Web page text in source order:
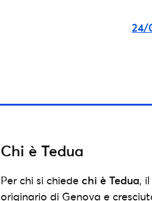
24/
Chi è Tedua
Per chi si chiede chi è Tedua,
originario di Genova e